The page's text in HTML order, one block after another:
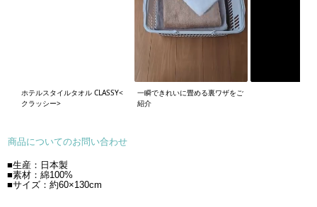
ホテルスタイルタオル CLASSY<
クラッシー>
一瞬できれいに畳める裏ワザをご
紹介
商品についてのお問い合わせ
■生産：日本製
■素材：綿100%
■サイズ：約60×130cm